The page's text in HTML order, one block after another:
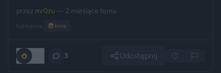
przez mr0zu — 2 miesiące temu
Kategoria: 📦 Inne
3 Udostępnij